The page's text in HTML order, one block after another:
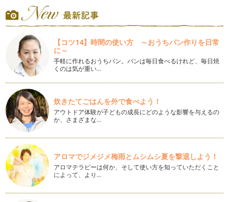
ーケ。 今回はセン…
ヒマワリの花冠の作り方
夏のお花といえば「ヒマワリ」今回はヒマワリのフレッシュフ
ラワー（生花）を使用して夏らしい花…
梅雨の時期のプリザーブドフラワーのお手入れ方法
最近は花屋さんなどで見かけることが多くなったプリザーブド
フラワー。ご存知の方もいらっしゃる…
花言葉と一緒に贈るお祝いのお花
ご出産お祝い ご結婚お祝い 新築お祝い など…
あじさいの子ども用ブーケの作り方
ジューンブライドの花嫁さまにも人気のお花、あじさい。 今
回はアーティフィシャルフラ…
初夏のあじさいツリーの作り方
ツリーといえば冬のクリスマスツリーを連想しますが今回は初
夏のあじさいで作る爽やかなツリーを…
【コツ14】時間の使い方 ～おうちパン作りを日常
に～
手軽に作れるおうちパン。パンは毎日食べるけれど、毎日焼
くのは気が重い…
炊きたてごはんを外で食べよう！
アウトドア体験が子どもの成長にどのような影響を与えるの
か、さまざまな…
アロマでジメジメ梅雨とムシムシ夏を撃退しよう！
アロマテラピーは何か、そして使い方を知っていただくこと
によって、より…